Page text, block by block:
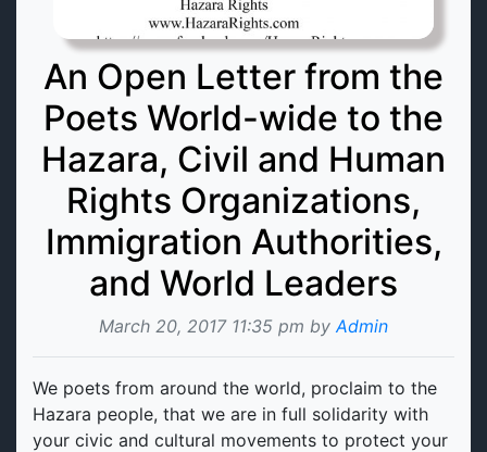
An Open Letter from the
Poets World-wide to the
Hazara, Civil and Human
Rights Organizations,
Immigration Authorities,
and World Leaders
March 20, 2017 11:35 pm by Admin
We poets from around the world, proclaim to the
Hazara people, that we are in full solidarity with
your civic and cultural movements to protect your